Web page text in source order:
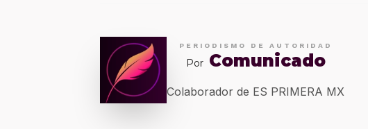
PERIODISMO DE AUTORIDAD
Por Comunicado
Colaborador de ES PRIMERA MX